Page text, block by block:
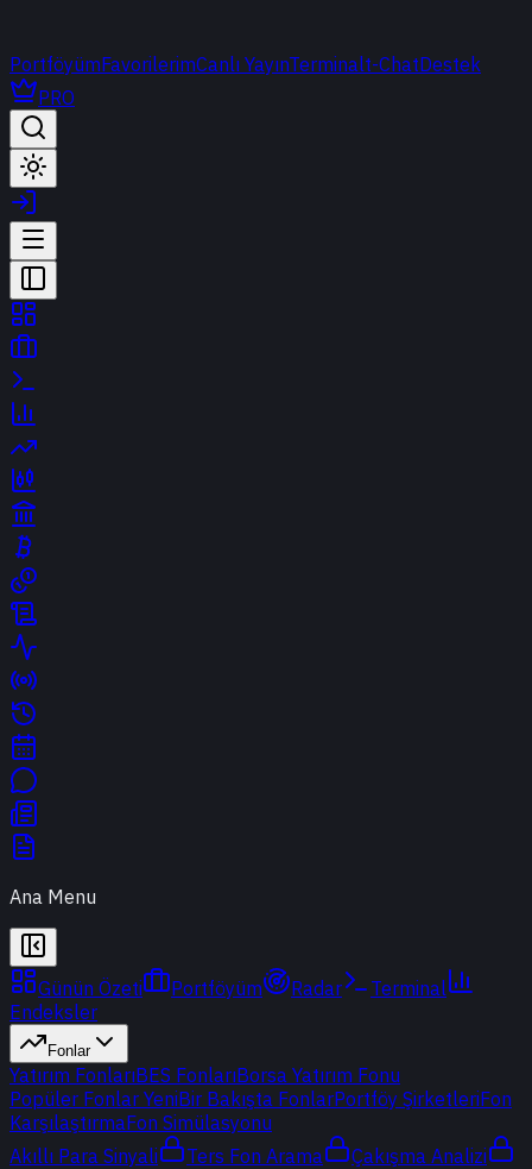
PortföyümFavorilerimCanlı YayınTerminalt-ChatDestek
PRO
Ana Menu
Günün Özeti Portföyüm Radar
Terminal
Endeksler
Fonlar
Yatırım FonlarıBES FonlarıBorsa Yatırım Fonu
Popüler Fonlar YeniBir Bakışta FonlarPortföy ŞirketleriFon
KarşılaştırmaFon Simülasyonu
Akıllı Para Sinyali
Ters Fon Arama
Çakışma Analizi